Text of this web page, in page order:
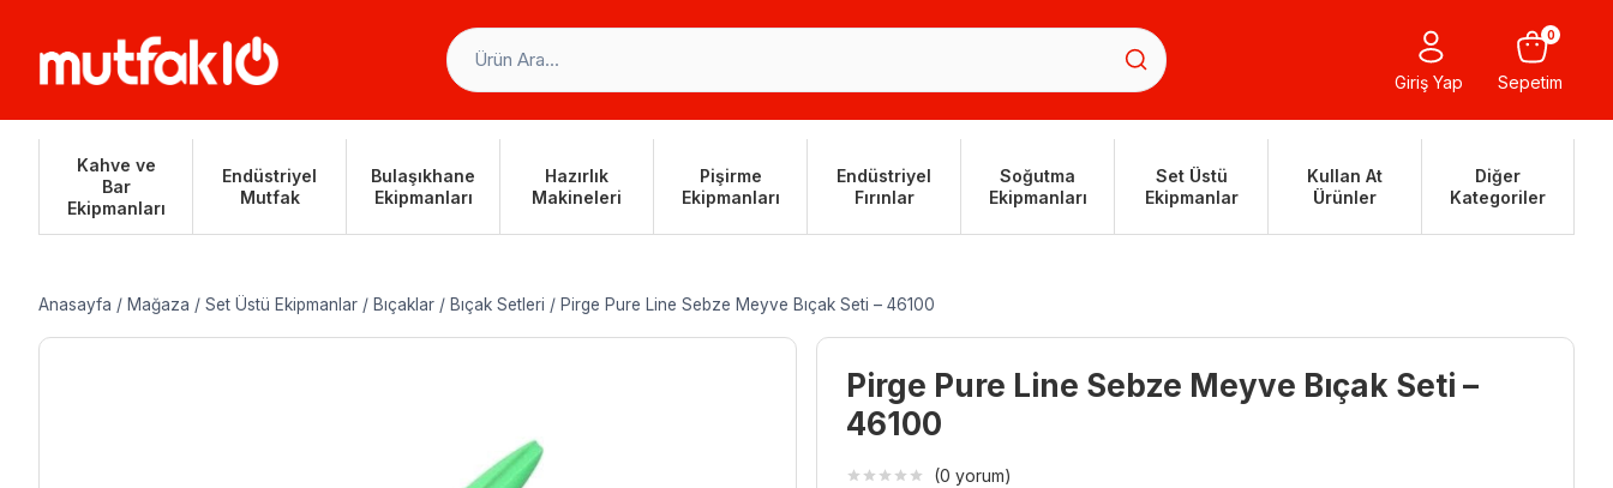
Giriş Yap Sepetim
0
Kahve ve
Bar
Ekipmanları
Endüstriyel
Mutfak
Bulaşıkhane
Ekipmanları
Hazırlık
Makineleri
Pişirme
Ekipmanları
Endüstriyel
Fırınlar
Soğutma
Ekipmanları
Set Üstü
Ekipmanlar
Kullan At
Ürünler
Diğer
Kategoriler
Anasayfa / Mağaza / Set Üstü Ekipmanlar / Bıçaklar / Bıçak Setleri / Pirge Pure Line Sebze Meyve Bıçak Seti – 46100
Pirge Pure Line Sebze Meyve Bıçak Seti –
46100
(0 yorum)